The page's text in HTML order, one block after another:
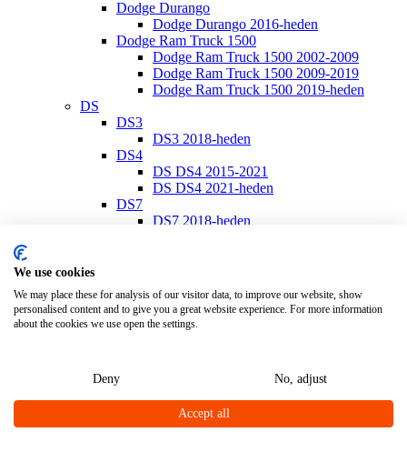
Dodge Durango
Dodge Durango 2016-heden
Dodge Ram Truck 1500
Dodge Ram Truck 1500 2002-2009
Dodge Ram Truck 1500 2009-2019
Dodge Ram Truck 1500 2019-heden
DS
DS3
DS3 2018-heden
DS4
DS DS4 2015-2021
DS DS4 2021-heden
DS7
DS7 2018-heden
Ferrari Portofino
Ferrari Portofino 2018-heden
Fiat 500E 2020-heden
Fiat 500L 2013-heden
Fiat 500S 2013-heden
We use cookies
We may place these for analysis of our visitor data, to improve our website, show
personalised content and to give you a great website experience. For more information
about the cookies we use open the settings.
Deny No, adjust
Accept all